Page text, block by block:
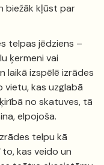
biežāk kļūst par
telpas jēdziens –
ķermeni vai
laikā izspēlē izrādes
vietu, kas uzglabā
no skatuves, tā
elpojoša.
telpu kā
kas veido un